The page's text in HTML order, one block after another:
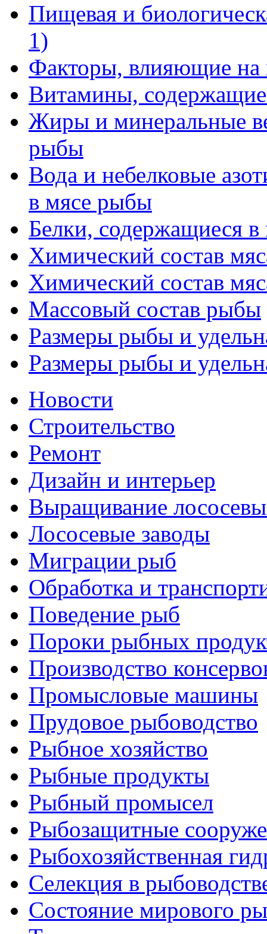
Пищевая и
1)
Факторы, влияющие на
Витамины,
Жиры и минеральные
рыбы
Вода и небелковые
в мясе рыбы
Белки, содержащиеся
Химический состав
Химический состав
Массовый состав рыбы
Размеры рыбы и
Размеры рыбы и
Новости
Строительство
Ремонт
Дизайн и интерьер
Выращивание
Лососевые заводы
Миграции рыб
Обработка и
Поведение рыб
Пороки рыбных
Производство
Промысловые машины
Прудовое рыбоводство
Рыбное хозяйство
Рыбные продукты
Рыбный промысел
Рыбозащитные
Рыбохозяйственная
Селекция в
Состояние мирового